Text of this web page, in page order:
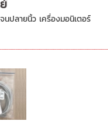
ปลายนิ้ว เครื่องมอนิเตอร์